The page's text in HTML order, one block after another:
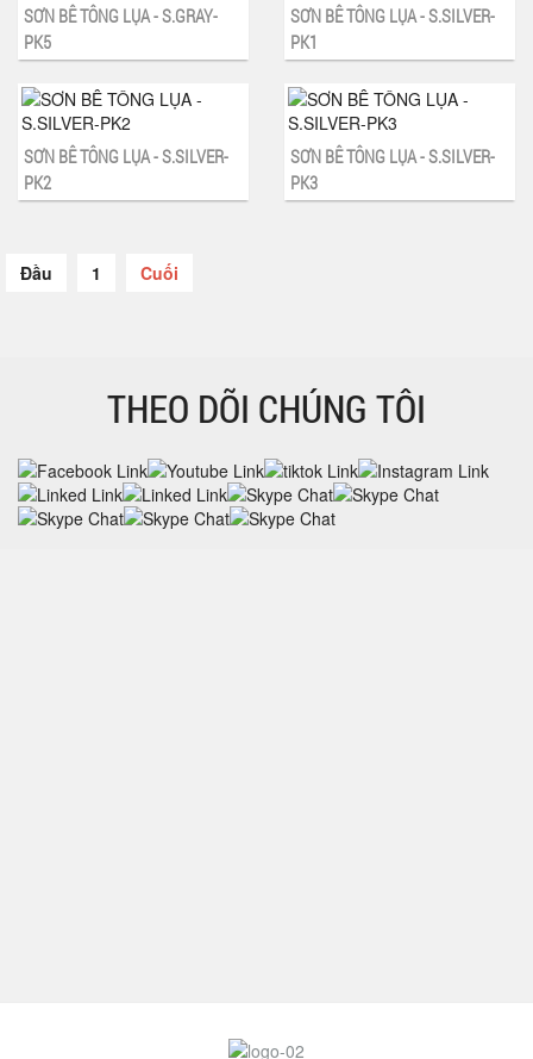
SƠN BÊ TÔNG LỤA - S.GRAY-
PK5
SƠN BÊ TÔNG LỤA - S.SILVER-
PK1
SƠN BÊ TÔNG LỤA - S.SILVER-
PK2
SƠN BÊ TÔNG LỤA - S.SILVER-
PK3
Đầu 1 Cuối
THEO DÕI CHÚNG TÔI